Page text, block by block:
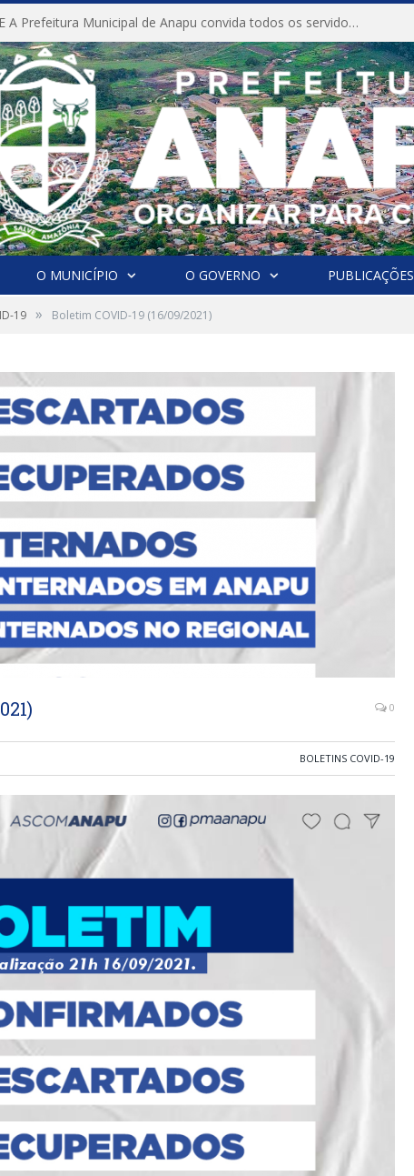
CONVITE A Prefeitura Municipal de Anapu convida todos os servidores públicos municipais para participarem da Audiência Pública de discussão da Lei de Diretrizes Orçamentárias (LDO), importante instrumento de planejamento das ações e investimentos da Administração Pública para o próximo exercício financeiro.
O MUNICÍPIO O GOVERNO PUBLICAÇÕES
19 » Boletim COVID-19 (16/09/2021)
0
BOLETINS COVID-19